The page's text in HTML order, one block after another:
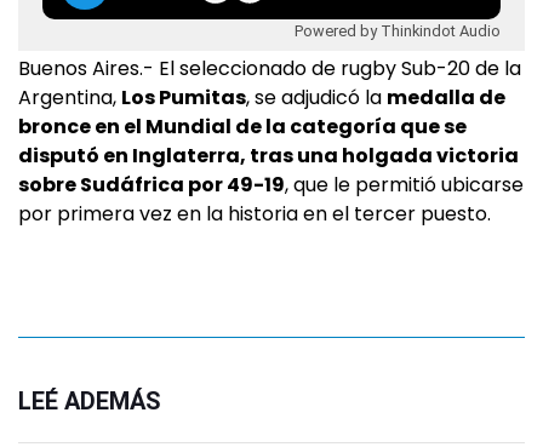
Powered by Thinkindot Audio
Buenos Aires.- El seleccionado de rugby Sub-20 de la
Argentina, Los Pumitas, se adjudicó la medalla de
bronce en el Mundial de la categoría que se
disputó en Inglaterra, tras una holgada victoria
sobre Sudáfrica por 49-19, que le permitió ubicarse
por primera vez en la historia en el tercer puesto.
LEÉ ADEMÁS